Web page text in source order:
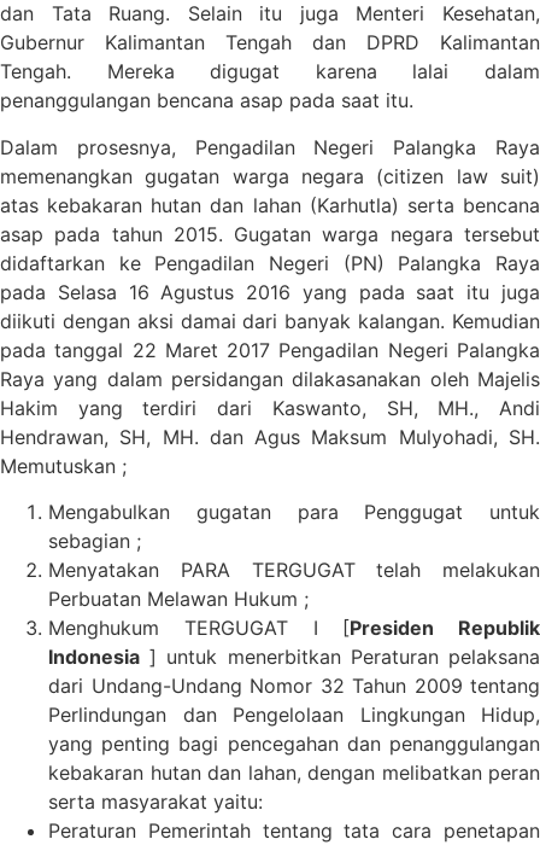
dan Tata Ruang. Selain itu juga Menteri Kesehatan,
Gubernur Kalimantan Tengah dan DPRD Kalimantan
Tengah. Mereka digugat karena lalai dalam
penanggulangan bencana asap pada saat itu.
Dalam prosesnya, Pengadilan Negeri Palangka Raya
memenangkan gugatan warga negara (citizen law suit)
atas kebakaran hutan dan lahan (Karhutla) serta bencana
asap pada tahun 2015. Gugatan warga negara tersebut
didaftarkan ke Pengadilan Negeri (PN) Palangka Raya
pada Selasa 16 Agustus 2016 yang pada saat itu juga
diikuti dengan aksi damai dari banyak kalangan. Kemudian
pada tanggal 22 Maret 2017 Pengadilan Negeri Palangka
Raya yang dalam persidangan dilakasanakan oleh Majelis
Hakim yang terdiri dari Kaswanto, SH, MH., Andi
Hendrawan, SH, MH. dan Agus Maksum Mulyohadi, SH.
Memutuskan ;
Mengabulkan gugatan para Penggugat untuk
sebagian ;
Menyatakan PARA TERGUGAT telah melakukan
Perbuatan Melawan Hukum ;
Menghukum TERGUGAT I [Presiden Republik
Indonesia ] untuk menerbitkan Peraturan pelaksana
dari Undang-Undang Nomor 32 Tahun 2009 tentang
Perlindungan dan Pengelolaan Lingkungan Hidup,
yang penting bagi pencegahan dan penanggulangan
kebakaran hutan dan lahan, dengan melibatkan peran
serta masyarakat yaitu:
Peraturan Pemerintah tentang tata cara penetapan